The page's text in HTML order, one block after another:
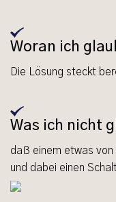
Woran ich
Die Lösung steckt
Was ich nicht
daß einem etwas
und dabei einen
ein eigener Prozess